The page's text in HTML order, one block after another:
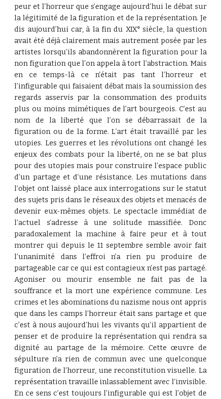
peur et l’horreur que s’engage aujourd’hui le débat sur
la légitimité de la figuration et de la représentation. Je
dis aujourd’hui car, à la fin du XIX° siècle, la question
avait été déjà clairement mais autrement posée par les
artistes lorsqu’ils abandonnèrent la figuration pour la
non figuration que l’on appela à tort l’abstraction. Mais
en ce temps-là ce n’était pas tant l’horreur et
l’infigurable qui faisaient débat mais la soumission des
regards asservis par la consommation des produits
plus ou moins mimétiques de l’art bourgeois. C’est au
nom de la liberté que l’on se débarrassait de la
figuration ou de la forme. L’art était travaillé par les
utopies. Les guerres et les révolutions ont changé les
enjeux des combats pour la liberté, on ne se bat plus
pour des utopies mais pour construire l’espace public
d’un partage et d’une résistance. Les mutations dans
l’objet ont laissé place aux interrogations sur le statut
des sujets pris dans le réseaux des objets et menacés de
devenir eux-mêmes objets. Le spectacle immédiat de
l’actuel s’adresse à une solitude massifiée. Donc
paradoxalement la machine à faire peur et à tout
montrer qui depuis le 11 septembre semble avoir fait
l’unanimité dans l’effroi n’a rien pu produire de
partageable car ce qui est contagieux n’est pas partagé.
Agoniser ou mourir ensemble ne fait pas de la
souffrance et la mort une expérience commune. Les
crimes et les abominations du nazisme nous ont appris
que dans les camps l’horreur était sans partage et que
c’est à nous aujourd’hui les vivants qu’il appartient de
penser et de produire la représentation qui rendra sa
dignité au partage de la mémoire. Cette œuvre de
sépulture n’a rien de commun avec une quelconque
figuration de l’horreur, une reconstitution visuelle. La
représentation travaille inlassablement avec l’invisible.
En ce sens c’est toujours l’infigurable qui est l’objet de